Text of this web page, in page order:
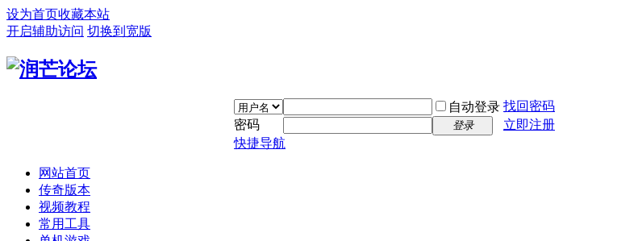
设为首页收藏本站
开启辅助访问 切换到宽版
自动登录 找回密码
密码
登录
立即注册
快捷导航
网站首页
传奇版本
视频教程
常用工具